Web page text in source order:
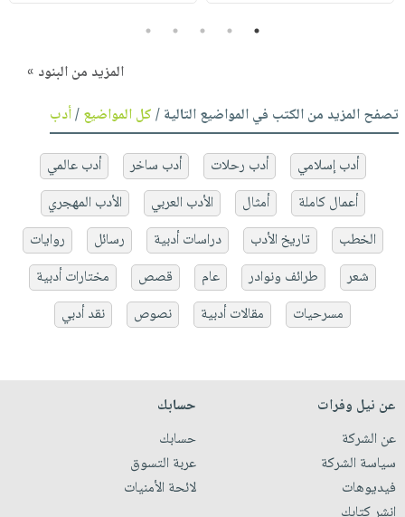
1
2
3
4
5
المزيد من البنود »
تصفح المزيد من الكتب في المواضيع التالية /كل المواضيع/أدب
أدب إسلامي أدب رحلات أدب ساخر
أدب عالمي
أعمال كاملة
أمثال الأدب العربي
الأدب المهجري
الخطب
تاريخ الأدب دراسات أدبية رسائل
روايات
شعر
طرائف ونوادر عام قصص
مختارات أدبية
مسرحيات
مقالات أدبية نصوص نقد أدبي
عن نيل وفرات
عن الشركة
سياسة الشركة
فيديوهات
حسابك
حسابك
عربة التسوق
لائحة الأمنيات